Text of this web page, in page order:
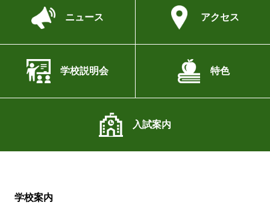
ニュース アクセス
学校説明会 特色
入試案内
学校案内